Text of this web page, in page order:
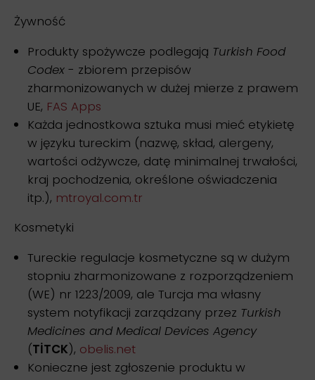
Żywność
Produkty spożywcze podlegają Turkish Food
Codex - zbiorem przepisów
zharmonizowanych w dużej mierze z prawem
UE, FAS Apps
Każda jednostkowa sztuka musi mieć etykietę
w języku tureckim (nazwę, skład, alergeny,
wartości odżywcze, datę minimalnej trwałości,
kraj pochodzenia, określone oświadczenia
itp.), mtroyal.com.tr
Kosmetyki
Tureckie regulacje kosmetyczne są w dużym
stopniu zharmonizowane z rozporządzeniem
(WE) nr 1223/2009, ale Turcja ma własny
system notyfikacji zarządzany przez Turkish
Medicines and Medical Devices Agency
(TİTCK), obelis.net
Konieczne jest zgłoszenie produktu w